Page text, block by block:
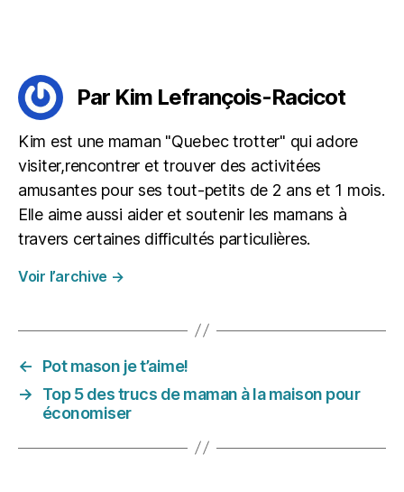
Par Kim Lefrançois-Racicot
Kim est une maman "Quebec trotter" qui adore
visiter,rencontrer et trouver des activitées
amusantes pour ses tout-petits de 2 ans et 1 mois.
Elle aime aussi aider et soutenir les mamans à
travers certaines difficultés particulières.
Voir l’archive →
←
Pot mason je t’aime!
→
Top 5 des trucs de maman à la maison pour
économiser